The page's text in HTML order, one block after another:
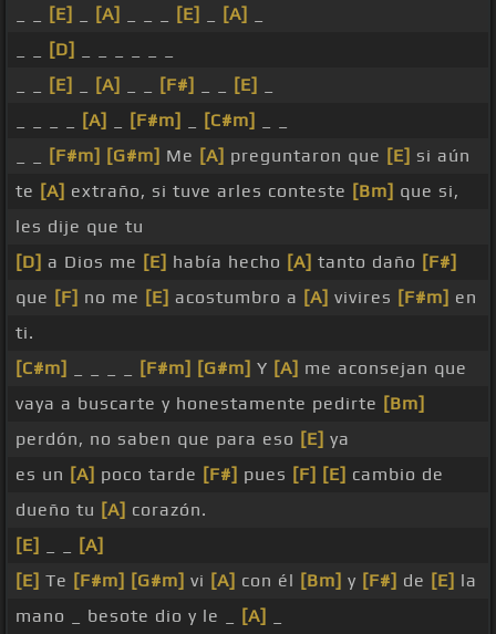
[E] [A] [E] [A]
[D]
[E] [A] [F#] [E]
[A] [F#m] [C#m]
[F#m] [G#m] Me [A] preguntaron que [E] si aún
te [A] extraño, si tuve arles conteste [Bm] que si,
les dije que tu
[D] a Dios me [E] había hecho [A] tanto daño [F#]
que [F] no me [E] acostumbro a [A] vivires [F#m] en
ti.
[C#m]
[F#m] [G#m] Y [A] me aconsejan que
vaya a buscarte y honestamente pedirte [Bm]
perdón, no saben que para eso [E] ya
es un [A] poco tarde [F#] pues [F] [E] cambio de
dueño tu [A] corazón.
[E]
[A]
[E] Te [F#m] [G#m] vi [A] con él [Bm] y [F#] de [E] la
mano _ besote dio y le _
[A]